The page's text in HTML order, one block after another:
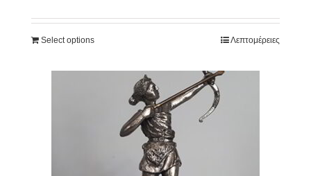
Select options Λεπτομέρειες